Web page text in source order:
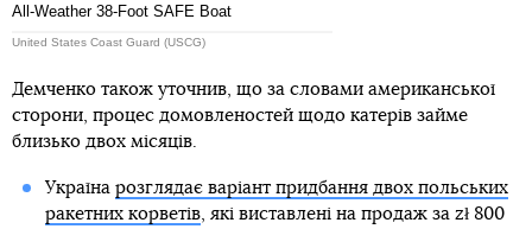
All-Weather 38-Foot SAFE Boat
United States Coast Guard (USCG)
Демченко також уточнив, що за словами американської
сторони, процес домовленостей щодо катерів займе
близько двох місяців.
Україна розглядає варіант придбання двох польських
ракетних корветів, які виставлені на продаж за zł 800